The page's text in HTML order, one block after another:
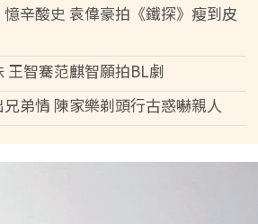
辛酸史 袁偉豪拍《鐵探》瘦到皮
王智騫范麒智願拍BL劇
弟情 陳家樂剃頭行古惑嚇親人